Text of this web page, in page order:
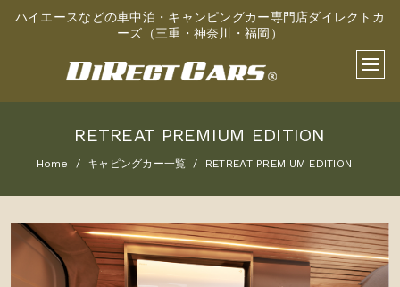
ハイエースなどの車中泊・キャンピングカー専門店ダイレクトカ
ーズ（三重・神奈川・福岡）
RETREAT PREMIUM EDITION
Home キャピングカー一覧 RETREAT PREMIUM EDITION